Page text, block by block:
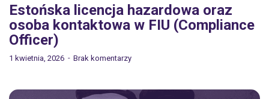
Estońska licencja hazardowa oraz
osoba kontaktowa w FIU (Compliance
Officer)
1 kwietnia, 2026 Brak komentarzy